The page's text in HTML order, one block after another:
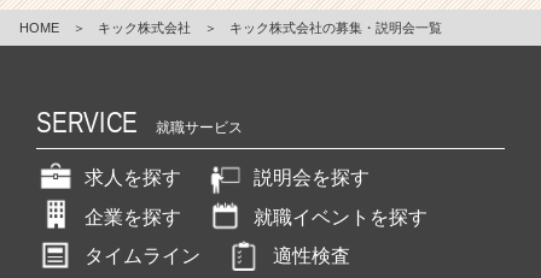
就
活
ト
チ
ア
キ
ャ
リ
HOME ＞ キック株式会社 ＞ キック株式会社の募集・説明会一覧
SERVICE 就職サービス
求人を探す
説明会を探す
企業を探す
就職イベントを探す
タイムライン
適性検査